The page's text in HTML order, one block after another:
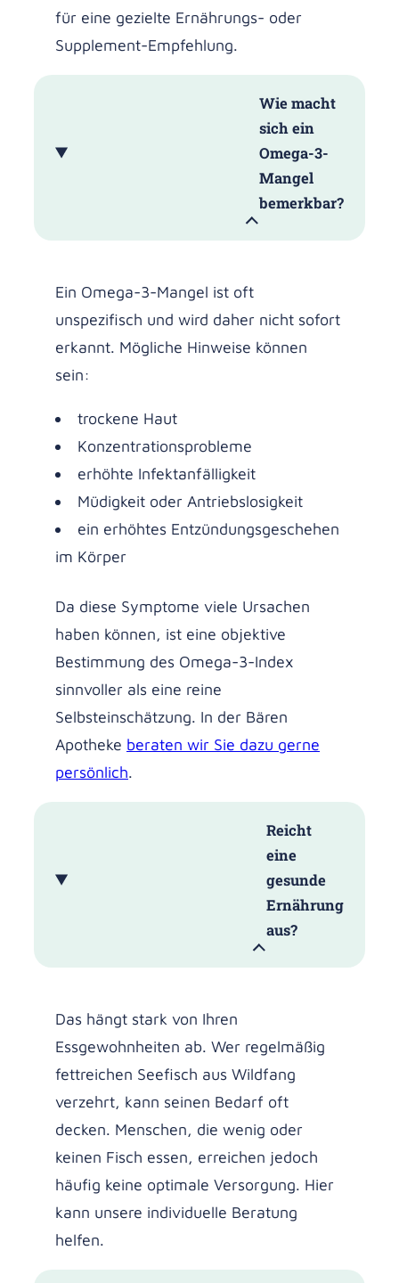
für eine gezielte Ernährungs- oder
Supplement-Empfehlung.
Wie macht
sich ein
Omega-3-
Mangel
bemerkbar?
Ein Omega-3-Mangel ist oft
unspezifisch und wird daher nicht sofort
erkannt. Mögliche Hinweise können
sein:
trockene Haut
Konzentrationsprobleme
erhöhte Infektanfälligkeit
Müdigkeit oder Antriebslosigkeit
ein erhöhtes Entzündungsgeschehen
im Körper
Da diese Symptome viele Ursachen
haben können, ist eine objektive
Bestimmung des Omega-3-Index
sinnvoller als eine reine
Selbsteinschätzung. In der Bären
Apotheke beraten wir Sie dazu gerne
persönlich.
Reicht
eine
gesunde
Ernährung
aus?
Das hängt stark von Ihren
Essgewohnheiten ab. Wer regelmäßig
fettreichen Seefisch aus Wildfang
verzehrt, kann seinen Bedarf oft
decken. Menschen, die wenig oder
keinen Fisch essen, erreichen jedoch
häufig keine optimale Versorgung. Hier
kann unsere individuelle Beratung
helfen.